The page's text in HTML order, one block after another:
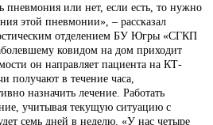
пневмония или нет, если есть, то нужно
этой пневмонии», – рассказал
отделением БУ Югры «СГКП
ковидом на дом приходит
он направляет пациента на КТ-
получают в течение часа,
назначить лечение. Работать
учитывая текущую ситуацию с
семь дней в неделю. «У нас четыре